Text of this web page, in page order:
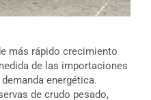
más rápido crecimiento
de las importaciones
energética.
de crudo pesado,